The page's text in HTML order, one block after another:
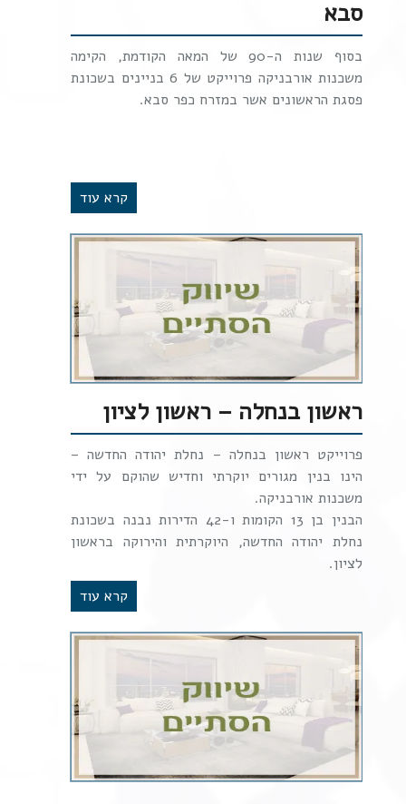
סבא
בסוף שנות ה-90 של המאה הקודמת, הקימה
משכנות אורבניקה פרוייקט של 6 בניינים בשכונת
פסגת הראשונים אשר במזרח כפר סבא.
קרא עוד
ראשון בנחלה – ראשון לציון
פרוייקט ראשון בנחלה – נחלת יהודה החדשה –
הינו בנין מגורים יוקרתי וחדיש שהוקם על ידי
משכנות אורבניקה.
הבנין בן 13 הקומות ו-42 הדירות נבנה בשכונת
נחלת יהודה החדשה, היוקרתית והירוקה בראשון
לציון.
קרא עוד